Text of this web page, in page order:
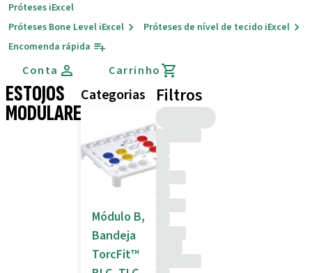
Próteses iExcel
Próteses Bone Level iExcel
Próteses de nível de tecido iExcel
Encomenda rápida
Conta Carrinho
ESTOJOS
MODULARES
Categorias
Módulo B,
Bandeja
TorcFit™
Filtros